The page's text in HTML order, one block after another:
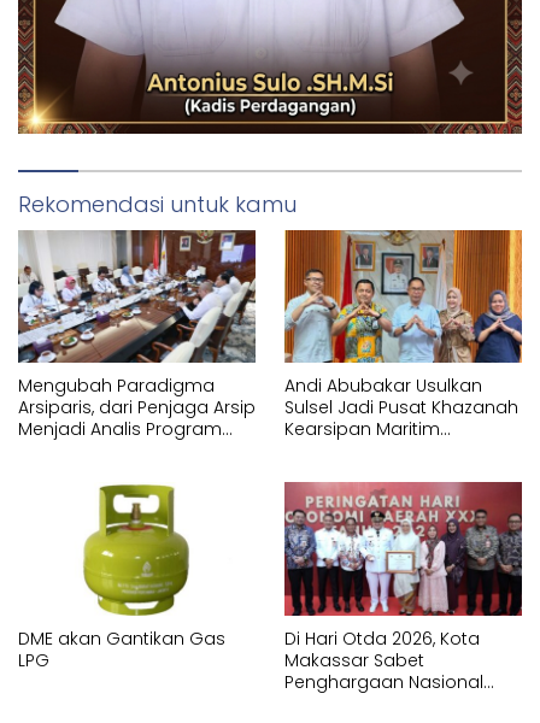
Rekomendasi untuk kamu
Mengubah Paradigma
Arsiparis, dari Penjaga Arsip
Menjadi Analis Program
Andi Abubakar Usulkan
Sulsel Jadi Pusat Khazanah
Kearsipan Maritim
DME akan Gantikan Gas
LPG
Di Hari Otda 2026, Kota
Makassar Sabet
Penghargaan Nasional